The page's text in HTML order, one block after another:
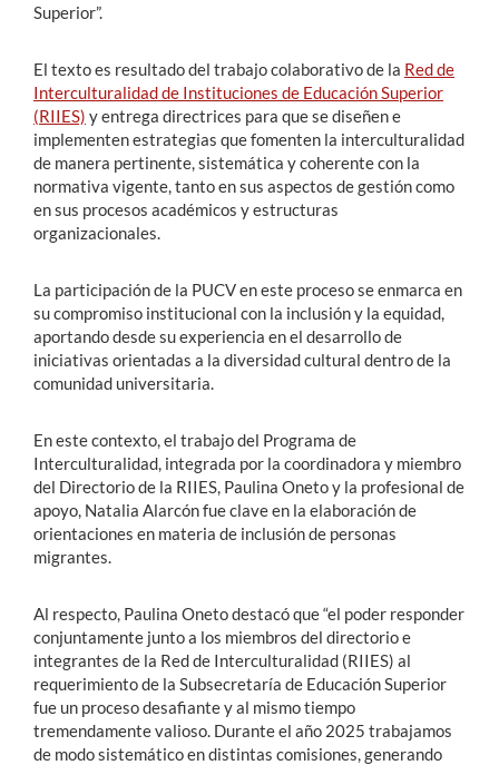
Superior”.
El texto es resultado del trabajo colaborativo de la Red de
Interculturalidad de Instituciones de Educación Superior
(RIIES) y entrega directrices para que se diseñen e
implementen estrategias que fomenten la interculturalidad
de manera pertinente, sistemática y coherente con la
normativa vigente, tanto en sus aspectos de gestión como
en sus procesos académicos y estructuras
organizacionales.
La participación de la PUCV en este proceso se enmarca en
su compromiso institucional con la inclusión y la equidad,
aportando desde su experiencia en el desarrollo de
iniciativas orientadas a la diversidad cultural dentro de la
comunidad universitaria.
En este contexto, el trabajo del Programa de
Interculturalidad, integrada por la coordinadora y miembro
del Directorio de la RIIES, Paulina Oneto y la profesional de
apoyo, Natalia Alarcón fue clave en la elaboración de
orientaciones en materia de inclusión de personas
migrantes.
Al respecto, Paulina Oneto destacó que “el poder responder
conjuntamente junto a los miembros del directorio e
integrantes de la Red de Interculturalidad (RIIES) al
requerimiento de la Subsecretaría de Educación Superior
fue un proceso desafiante y al mismo tiempo
tremendamente valioso. Durante el año 2025 trabajamos
de modo sistemático en distintas comisiones, generando